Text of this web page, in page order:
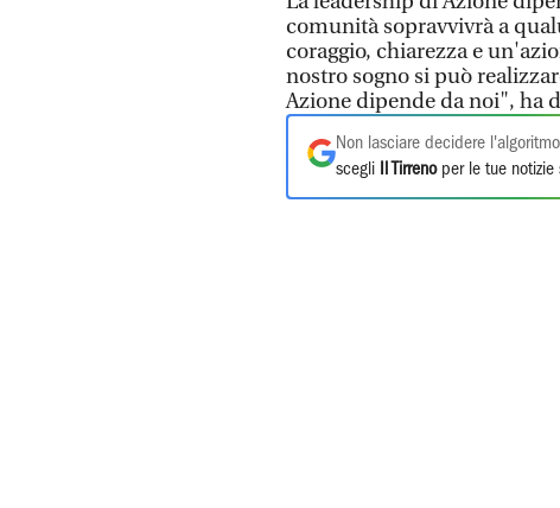
comunità sopravvivrà a
coraggio, chiarezza e
nostro sogno si può
Azione dipende da noi", ha
Non lasciare decidere
scegli
Il Tirrenoper le tue notizie